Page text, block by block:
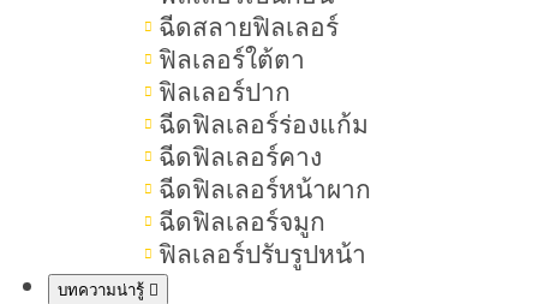
ฉีดสลายฟิลเลอร์
ฟิลเลอร์ใต้ตา
ฟิลเลอร์ปาก
ฉีดฟิลเลอร์ร่องแก้ม
ฉีดฟิลเลอร์คาง
ฉีดฟิลเลอร์หน้าผาก
ฉีดฟิลเลอร์จมูก
ฟิลเลอร์ปรับรูปหน้า
บทความน่ารู้
บวม อักเสบ หรือฟิลเลอร์สลายเร็ว ฉีด
ฟิลเลอร์ห้าม...